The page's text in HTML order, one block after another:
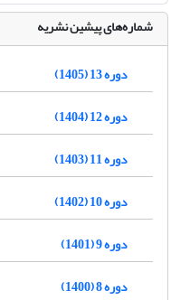
شماره‌های پیشین نشریه
دوره 13 (1405)
دوره 12 (1404)
دوره 11 (1403)
دوره 10 (1402)
دوره 9 (1401)
دوره 8 (1400)